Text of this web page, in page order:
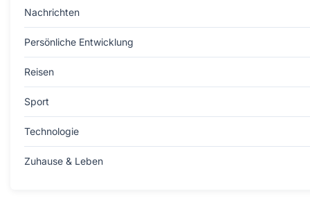
Nachrichten
Persönliche Entwicklung
Reisen
Sport
Technologie
Zuhause & Leben